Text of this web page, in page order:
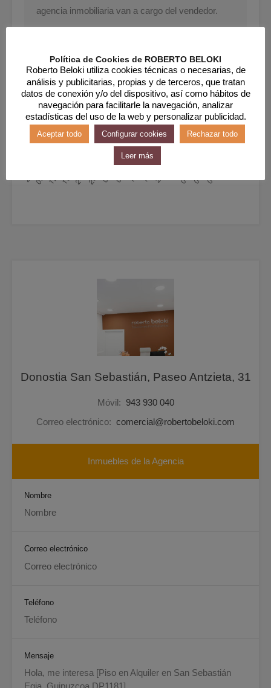
agencia inmobiliaria van a cargo del vendedor.
Visitas
Donostia San Sebastián, Paseo Antzieta, 31
Móvil: 943 930 040
Correo electrónico: comercial@robertobeloki.com
Inmuebles de la Agencia
Nombre
Correo electrónico
Teléfono
Mensaje
Política de Cookies de ROBERTO BELOKI
Roberto Beloki utiliza cookies técnicas o necesarias, de
análisis y publicitarias, propias y de terceros, que tratan
datos de conexión y/o del dispositivo, así como hábitos de
navegación para facilitarle la navegación, analizar
estadísticas del uso de la web y personalizar publicidad.
Aceptar todo Configurar cookies Rechazar todo
Leer más